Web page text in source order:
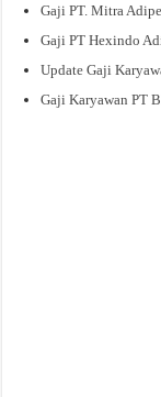
Gaji PT. Mitra
Gaji PT Hexindo
Update Gaji
Gaji Karyawan PT